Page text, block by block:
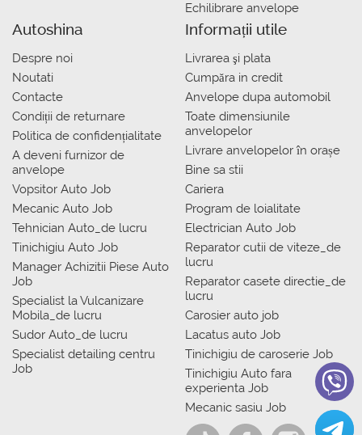
Echilibrare anvelope
Autoshina
Despre noi
Noutati
Contacte
Condiții de returnare
Politica de confidențialitate
A deveni furnizor de
anvelope
Vopsitor Auto Job
Mecanic Auto Job
Tehnician Auto_de lucru
Tinichigiu Auto Job
Manager Achizitii Piese Auto
Job
Specialist la Vulcanizare
Mobila_de lucru
Sudor Auto_de lucru
Specialist detailing centru
Job
Informații utile
Livrarea şi plata
Сumpăra in credit
Anvelope dupa automobil
Toate dimensiunile
anvelopelor
Livrare anvelopelor în orașe
Bine sa stii
Cariera
Program de loialitate
Electrician Auto Job
Reparator cutii de viteze_de
lucru
Reparator casete directie_de
lucru
Carosier auto job
Lacatus auto Job
Tinichigiu de caroserie Job
Tinichigiu Auto fara
experienta Job
Mecanic sasiu Job